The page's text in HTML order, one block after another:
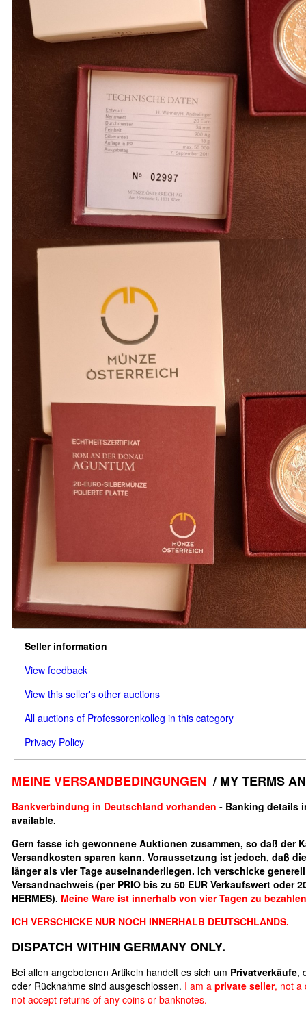
Seller information
View feedback
View this seller's other auctions
All auctions of Professorenkolleg in this category
Privacy Policy
MEINE VERSANDBEDINGUNGEN / MY TERMS
Bankverbindung in Deutschland vorhanden - Banking details
available.
Gern fasse ich gewonnene Auktionen zusammen, so daß der
Versandkosten sparen kann. Voraussetzung ist jedoch, daß
länger als vier Tage auseinanderliegen. Ich verschicke
Versandnachweis (per PRIO bis zu 50 EUR Verkaufswert oder
HERMES). Meine Ware ist innerhalb von vier Tagen zu
ICH VERSCHICKE NUR NOCH INNERHALB DEUTSCHLANDS.
DISPATCH WITHIN GERMANY ONLY.
Bei allen angebotenen Artikeln handelt es sich um Privatverkäufe,
oder Rücknahme sind ausgeschlossen. I am a private seller, not a
not accept returns of any coins or banknotes.